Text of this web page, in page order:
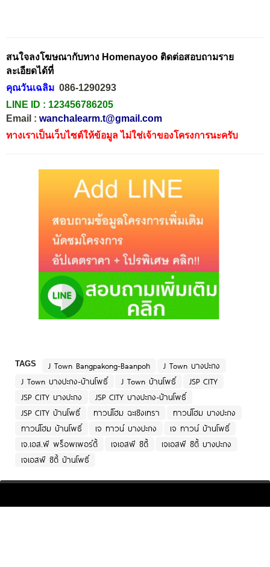
สนใจลงโฆษณากับทาง Homenayoo ติดต่อสอบถามราย
ละเอียดได้ที่
คุณวันเฉลิม 086-1290293
LINE ID : 123456786205
Email : wanchalearm.t@gmail.com
ทางเราเป็นเว็บไซต์ให้ข้อมูล ไม่ใช่เจ้าของโครงการนะครับ
TAGS J Town Bangpakong-Baanpoh
J Town บางปะกง
J Town บางปะกง-บ้านโพธิ์
J Town บ้านโพธิ์
JSP CITY
JSP CITY บางปะกง
JSP CITY บางปะกง-บ้านโพธิ์
JSP CITY บ้านโพธิ์
ทาวน์โฮม ฉะเชิงเทรา
ทาวน์โฮม บางปะกง
ทาวน์โฮม บ้านโพธิ์
เจ ทาวน์ บางปะกง
เจ ทาวน์ บ้านโพธิ์
เจ.เอส.พี พร็อพเพอร์ตี้
เจเอสพี ซิตี้
เจเอสพี ซิตี้ บางปะกง
เจเอสพี ซิตี้ บ้านโพธิ์